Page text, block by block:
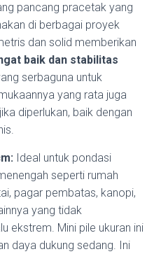
pancang pracetak yang
di berbagai proyek
dan solid memberikan
baik dan stabilitas
serbaguna untuk
yang rata juga
diperlukan, baik dengan
Ideal untuk pondasi
seperti rumah
pagar pembatas, kanopi,
yang tidak
ekstrem. Mini pile ukuran ini
daya dukung sedang. Ini